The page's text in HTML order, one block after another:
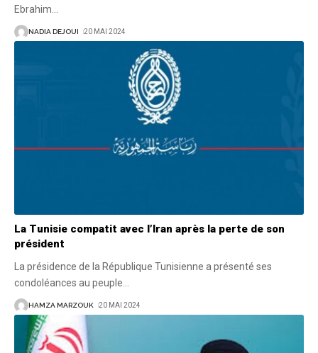
Ebrahim
NADIA DEJOUI 20 MAI 2024
La Tunisie compatit avec l’Iran après la perte de son
président
La présidence de la République Tunisienne a présenté ses
condoléances au peuple
HAMZA MARZOUK 20 MAI 2024